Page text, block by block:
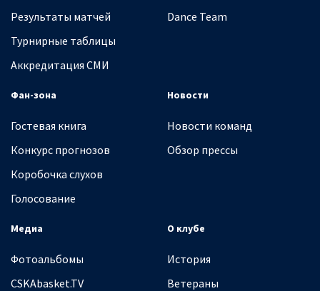
Результаты матчей
Турнирные таблицы
Аккредитация СМИ
Dance Team
Фан-зона
Гостевая книга
Конкурс прогнозов
Коробочка слухов
Голосование
Новости
Новости команд
Обзор прессы
Медиа
Фотоальбомы
CSKAbasket.TV
О клубе
История
Ветераны